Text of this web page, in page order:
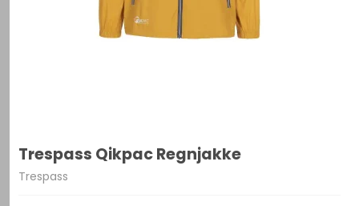
Trespass Qikpac Regnjakke
Trespass